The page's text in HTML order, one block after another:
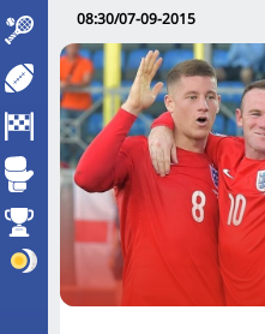
08:30/07-09-2015